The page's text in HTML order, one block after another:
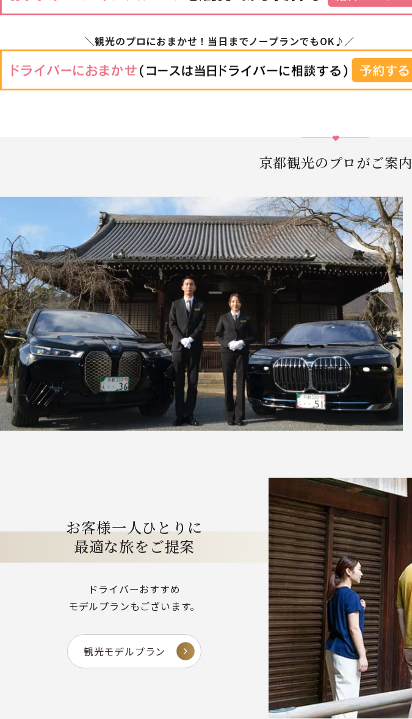
＼観光のプロにおまかせ！当日までノープランでもOK♪／
京都観光のプロがご案内
お客様一人ひとりに
最適な旅をご提案
ドライバーおすすめ
モデルプランもございます。
観光モデルプラン